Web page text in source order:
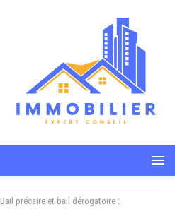
Bail précaire et bail dérogatoire :